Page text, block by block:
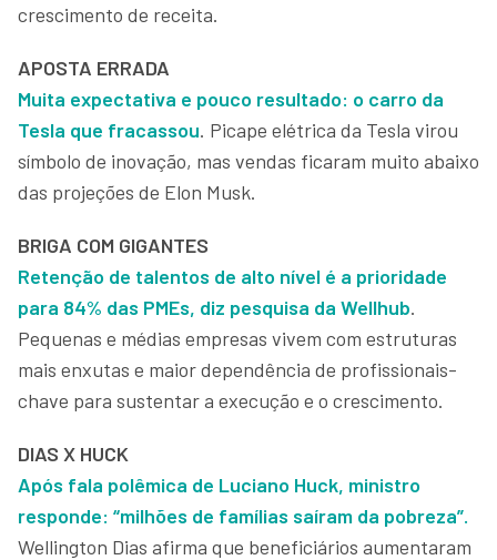
crescimento de receita.
APOSTA ERRADA
Muita expectativa e pouco resultado: o carro da
Tesla que fracassou. Picape elétrica da Tesla virou
símbolo de inovação, mas vendas ficaram muito abaixo
das projeções de Elon Musk.
BRIGA COM GIGANTES
Retenção de talentos de alto nível é a prioridade
para 84% das PMEs, diz pesquisa da Wellhub.
Pequenas e médias empresas vivem com estruturas
mais enxutas e maior dependência de profissionais-
chave para sustentar a execução e o crescimento.
DIAS X HUCK
Após fala polêmica de Luciano Huck, ministro
responde: “milhões de famílias saíram da pobreza”.
Wellington Dias afirma que beneficiários aumentaram